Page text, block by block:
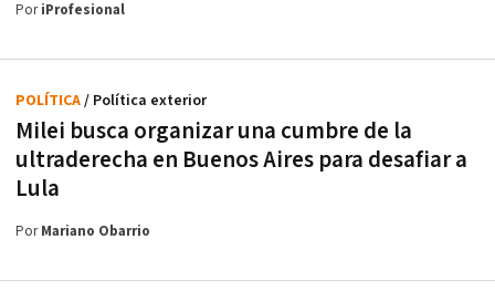
PoriProfesional
Milei busca organizar una cumbre de la
ultraderecha en Buenos Aires para desafiar a
Lula
POLÍTICA/ Política exterior
PorMariano Obarrio